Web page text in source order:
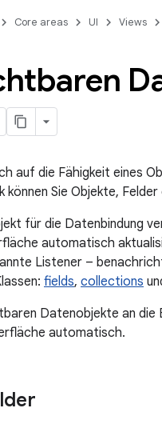
Core areas UI Views
auf die Fähigkeit eines
können Sie Objekte,
für die Datenbindung
automatisch
Listener –
fields, collections
Datenobjekte an
automatisch.